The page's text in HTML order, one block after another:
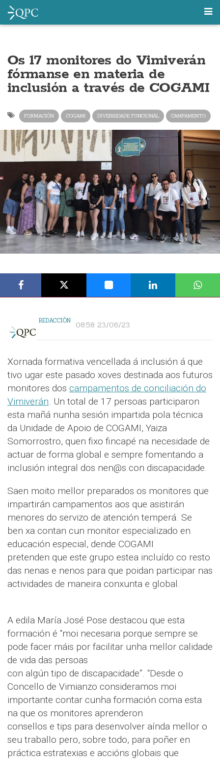
Os 17 monitores do Vimiverán
fórmanse en materia de
inclusión a través de COGAMI
FORMACIÓN COGAMI DIVERSIDADE FUNCIONAL CAMPAMENTO
REDACCIÓN 08:58 23/06/23
Xornada formativa vencellada á inclusión á que
tivo ugar este pasado xoves destinada aos futuros
monitores dos campamentos de conciliación do
Vimiverán. Un total de 17 persoas participaron
esta mañá nunha sesión impartida pola técnica
da Unidade de Apoio de COGAMI, Yaiza
Somorrostro, quen fixo fincapé na necesidade de
actuar de forma global e sempre fomentando a
inclusión integral dos nen@s con discapacidade.
Saen moito mellor preparados os monitores que
impartirán campamentos aos que asistirán
menores do servizo de atención temperá. Se
ben xa contan cun monitor especializado en
educación especial, dende COGAMI
pretenden que este grupo estea incluído co resto
das nenas e nenos para que poidan participar nas
actividades de maneira conxunta e global.
A edila María José Pose destacou que esta
formación é “moi necesaria porque sempre se
pode facer máis por facilitar unha mellor calidade
de vida das persoas
con algún tipo de discapacidade”. “Desde o
Concello de Vimianzo consideramos moi
importante contar cunha formación coma esta
na que os monitores aprenderon
consellos e tips para desenvolver aínda mellor o
seu traballo pero, sobre todo, para poñer en
práctica estratexias e accións globais que